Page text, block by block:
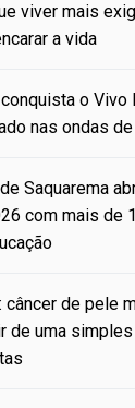
viver mais
a vida
o Vivo
nas ondas
Saquarema
com mais de
câncer de pele
de uma